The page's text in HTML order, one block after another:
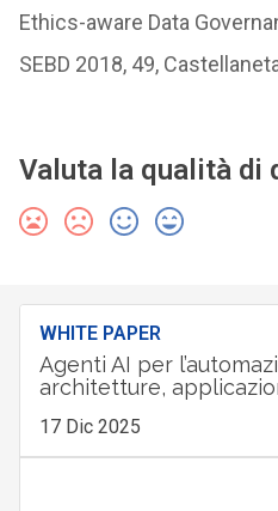
Ethics-aware Data
SEBD 2018, 49,
Valuta la qualità di
WHITE PAPER
Agenti AI per
architetture,
17 Dic 2025